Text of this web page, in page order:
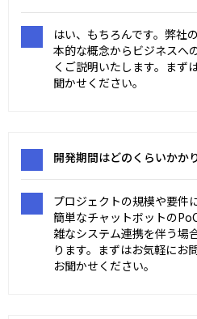
はい、もちろんです。弊社
本的な概念からビジネスへ
くご説明いたします。まず
聞かせください。
開発期間はどのくらいかか
プロジェクトの規模や要件
簡単なチャットボットの
雑なシステム連携を伴う場
ります。まずはお気軽にお
お聞かせください。